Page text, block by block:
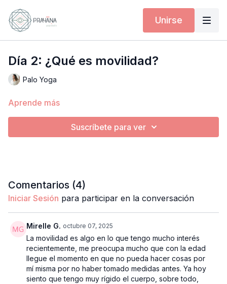
Unirse
Día 2: ¿Qué es movilidad?
Palo Yoga
Aprende más
Suscríbete para ver
Comentarios (4)
Iniciar Sesión para participar en la conversación
Mirelle G. octubre 07, 2025
La movilidad es algo en lo que tengo mucho interés
recientemente, me preocupa mucho que con la edad
llegue el momento en que no pueda hacer cosas por
mí misma por no haber tomado medidas antes. Ya hoy
siento que tengo muy rígido el cuerpo, sobre todo,